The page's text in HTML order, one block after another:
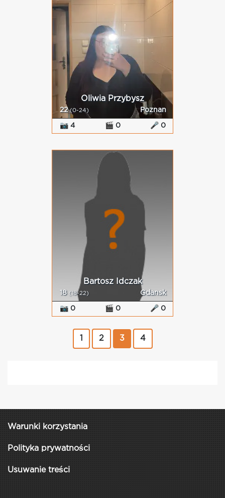
Oliwia Przybysz
22(0-24) Poznan
📷 4 🎬 0 🎤 0
Bartosz Idczak
18 (18-22) Gdansk
📷 0 🎬 0 🎤 0
2 3 4
Warunki korzystania
Polityka prywatności
Usuwanie treści